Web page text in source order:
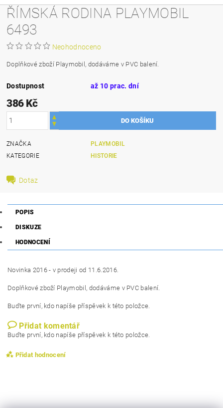
ŘÍMSKÁ RODINA PLAYMOBIL
6493
Neohodnoceno
Doplňkové zboží Playmobil, dodáváme v PVC balení.
Dostupnost až 10 prac. dní
386 Kč
ZNAČKA
PLAYMOBIL
KATEGORIE
HISTORIE
Dotaz
POPIS
DISKUZE
HODNOCENÍ
Novinka 2016 - v prodeji od 11.6.2016.
Doplňkové zboží Playmobil, dodáváme v PVC balení.
Buďte první, kdo napíše příspěvek k této položce.
Přidat komentář
Buďte první, kdo napíše příspěvek k této položce.
Přidat hodnocení